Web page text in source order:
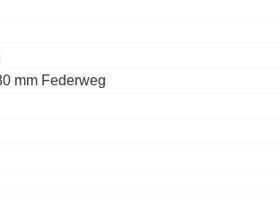
mm Federweg